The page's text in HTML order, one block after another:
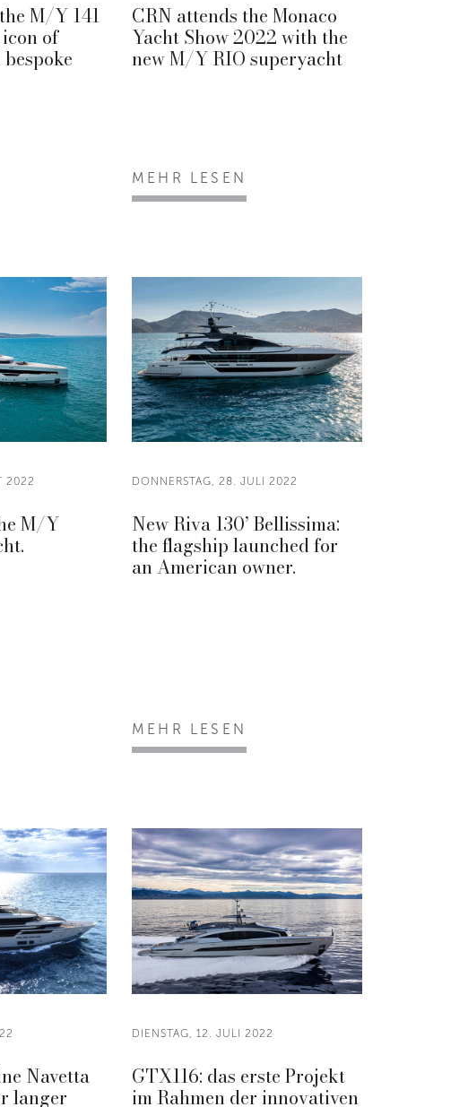
M/Y 141
of
CRN attends the Monaco
Yacht Show 2022 with the
new M/Y RIO superyacht
MEHR LESEN
2022
M/Y
DONNERSTAG, 28. JULI 2022
New Riva 130’ Bellissima:
the flagship launched for
an American owner.
MEHR LESEN
Navetta
langer
DIENSTAG, 12. JULI 2022
GTX116: das erste Projekt
im Rahmen der innovativen